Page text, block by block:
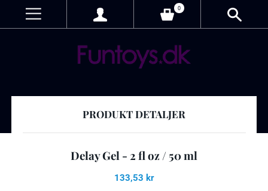
0
PRODUKT DETALJER
Delay Gel - 2 fl oz / 50 ml
133,53 kr